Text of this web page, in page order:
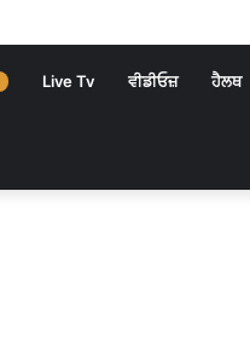
Live Tv ਵੀਡੀਓਜ਼ ਹੈਲਥ